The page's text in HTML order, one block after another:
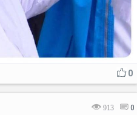
0
913 0